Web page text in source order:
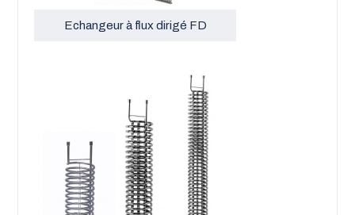
Echangeur à flux dirigé FD